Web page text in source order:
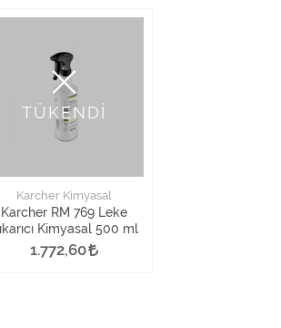
TÜKENDİ
Karcher Kimyasal
Karcher RM 769 Leke
Kimyasal 500 ml
1.772,60